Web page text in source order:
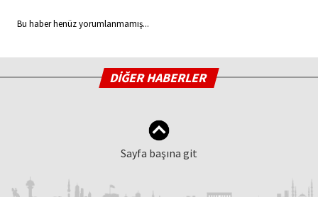
Bu haber henüz yorumlanmamış...
DİĞER HABERLER
Sayfa başına git